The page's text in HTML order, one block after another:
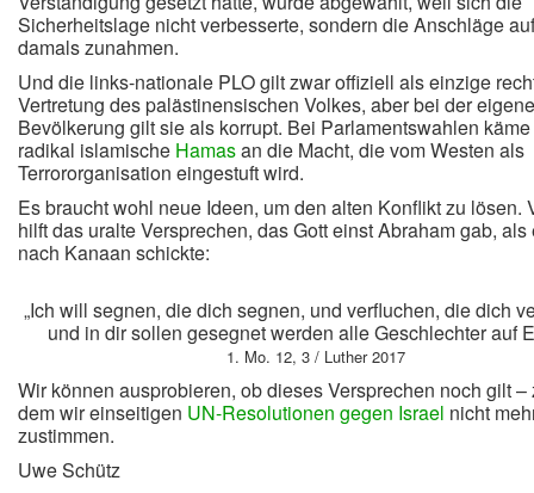
Sicherheitslage nicht verbesserte, sondern die Anschläge
damals zunahmen.
Und die links-nationale PLO gilt zwar offiziell als einzige
Vertretung des palästinensischen Volkes, aber bei der
Bevölkerung gilt sie als korrupt. Bei Parlamentswahlen
radikal islamische Hamasan die Macht, die vom Westen als
Terrororganisation eingestuft wird.
Es braucht wohl neue Ideen, um den alten Konflikt zu lösen.
hilft das uralte Versprechen, das Gott einst Abraham gab, als
nach Kanaan schickte:
„Ich will segnen, die dich segnen, und verfluchen, die dich
und in dir sollen gesegnet werden alle Geschlechter auf
1. Mo. 12, 3 / Luther 2017
Wir können ausprobieren, ob dieses Versprechen noch gilt –
dem wir einseitigen UN-Resolutionen gegen Israel nicht
zustimmen.
Uwe Schütz